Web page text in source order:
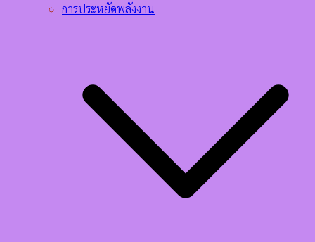
การประหยัดพลังงาน